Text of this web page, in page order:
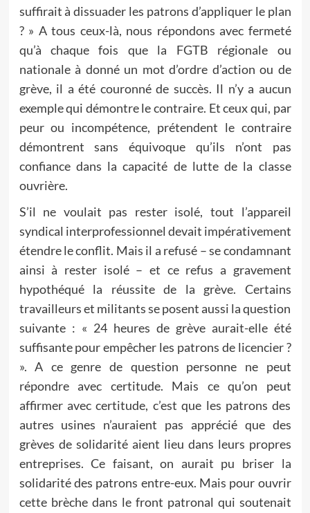
suffirait à dissuader les patrons d’appliquer le plan
? » A tous ceux-là, nous répondons avec fermeté
qu’à chaque fois que la FGTB régionale ou
nationale à donné un mot d’ordre d’action ou de
grève, il a été couronné de succès. Il n’y a aucun
exemple qui démontre le contraire. Et ceux qui, par
peur ou incompétence, prétendent le contraire
démontrent sans équivoque qu’ils n’ont pas
confiance dans la capacité de lutte de la classe
ouvrière.
S’il ne voulait pas rester isolé, tout l’appareil
syndical interprofessionnel devait impérativement
étendre le conflit. Mais il a refusé – se condamnant
ainsi à rester isolé – et ce refus a gravement
hypothéqué la réussite de la grève. Certains
travailleurs et militants se posent aussi la question
suivante : « 24 heures de grève aurait-elle été
suffisante pour empêcher les patrons de licencier ?
». A ce genre de question personne ne peut
répondre avec certitude. Mais ce qu’on peut
affirmer avec certitude, c’est que les patrons des
autres usines n’auraient pas apprécié que des
grèves de solidarité aient lieu dans leurs propres
entreprises. Ce faisant, on aurait pu briser la
solidarité des patrons entre-eux. Mais pour ouvrir
cette brèche dans le front patronal qui soutenait